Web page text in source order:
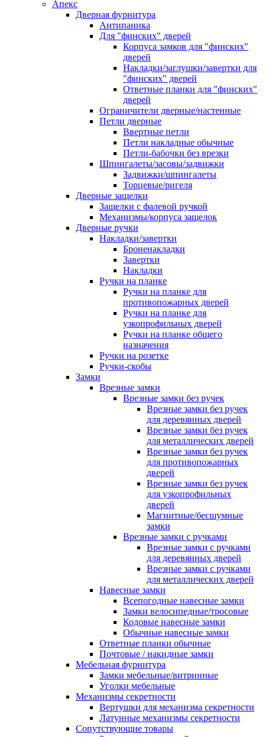
Апекс
Дверная фурнитура
Антипаника
Для "финских" дверей
Корпуса замков для "финских"
дверей
Накладки/заглушки/завертки для
"финских" дверей
Ответные планки для "финских"
дверей
Ограничители дверные/настенные
Петли дверные
Ввертные петли
Петли накладные обычные
Петли-бабочки без врезки
Шпингалеты/засовы/задвижки
Задвижки/шпингалеты
Торцевые/ригеля
Дверные защелки
Защелки с фалевой ручкой
Механизмы/корпуса защелок
Дверные ручки
Накладки/завертки
Броненакладки
Завертки
Накладки
Ручки на планке
Ручки на планке для
противопожарных дверей
Ручки на планке для
узкопрофильных дверей
Ручки на планке общего
назначения
Ручки на розетке
Ручки-скобы
Замки
Врезные замки
Врезные замки без ручек
Врезные замки без ручек
для деревянных дверей
Врезные замки без ручек
для металлических дверей
Врезные замки без ручек
для противопожарных
дверей
Врезные замки без ручек
для узкопрофильных
дверей
Магнитные/бесшумные
замки
Врезные замки с ручками
Врезные замки с ручками
для деревянных дверей
Врезные замки с ручками
для металлических дверей
Навесные замки
Всепогодные навесные замки
Замки велосипедные/тросовые
Кодовые навесные замки
Обычные навесные замки
Ответные планки обычные
Почтовые / накидные замки
Мебельная фурнитура
Замки мебельные/витринные
Уголки мебельные
Механизмы секретности
Вертушки для механизма секретности
Латунные механизмы секретности
Сопутствующие товары